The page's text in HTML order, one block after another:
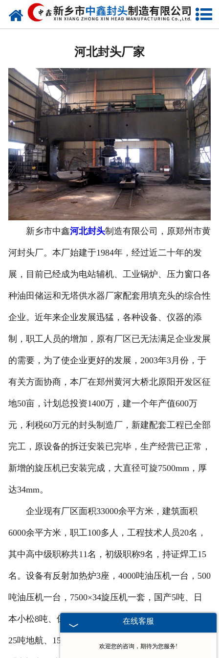
网站首页
河北封头厂家
河北球形封头
河北椎体封头
河北库存类
河北热压模具
河北7000分瓣封头
河北封头厂家
新乡市中鑫河北封头制造有限公司，原郑州市黄
河封头厂。本厂始建于1984年，经过近二十年的发
展，目前已经成为电站辅机、工业锅炉、压力窗口各
种油田储运和无塔供水器厂家配套用填充头的综合性
企业。近年来企业发展迅猛，各种设备、仪器的添
制，职工人员的增加，原有厂区已无法满足企业发展
的需要，为了使企业更好的发展，2003年3月份，于
有关方面协商，本厂在郑州黄河大桥北原阳开发区征
地50亩，计划总投资1400万，建一个年产值600万
元，利税60万元的封头制造厂，新建配套工程已全部
完工，原设备的拆迁安装已完毕，生产经营已正常，
新增的旋压机已安装完成，大直径可旋7500mm，厚
达34mm。
企业现有厂区面积33000余平方米，建筑面积
6000余平方米，职工100多人，工程技术人员20名，
其中高中级职称共11名，初级职称9名，持证焊工15
名。设备有反射加热炉3座，4000吨油压机一台，500
吨油压机一台，7500×34旋压机一套，国产5吨、日
本小松8吨、保加利亚产3吨叉车各一台，15吨地航、
25吨地航、15吨天航起重设备各一套，以及封头秤及
在线客服
欢迎您的咨询，期待为您服务!